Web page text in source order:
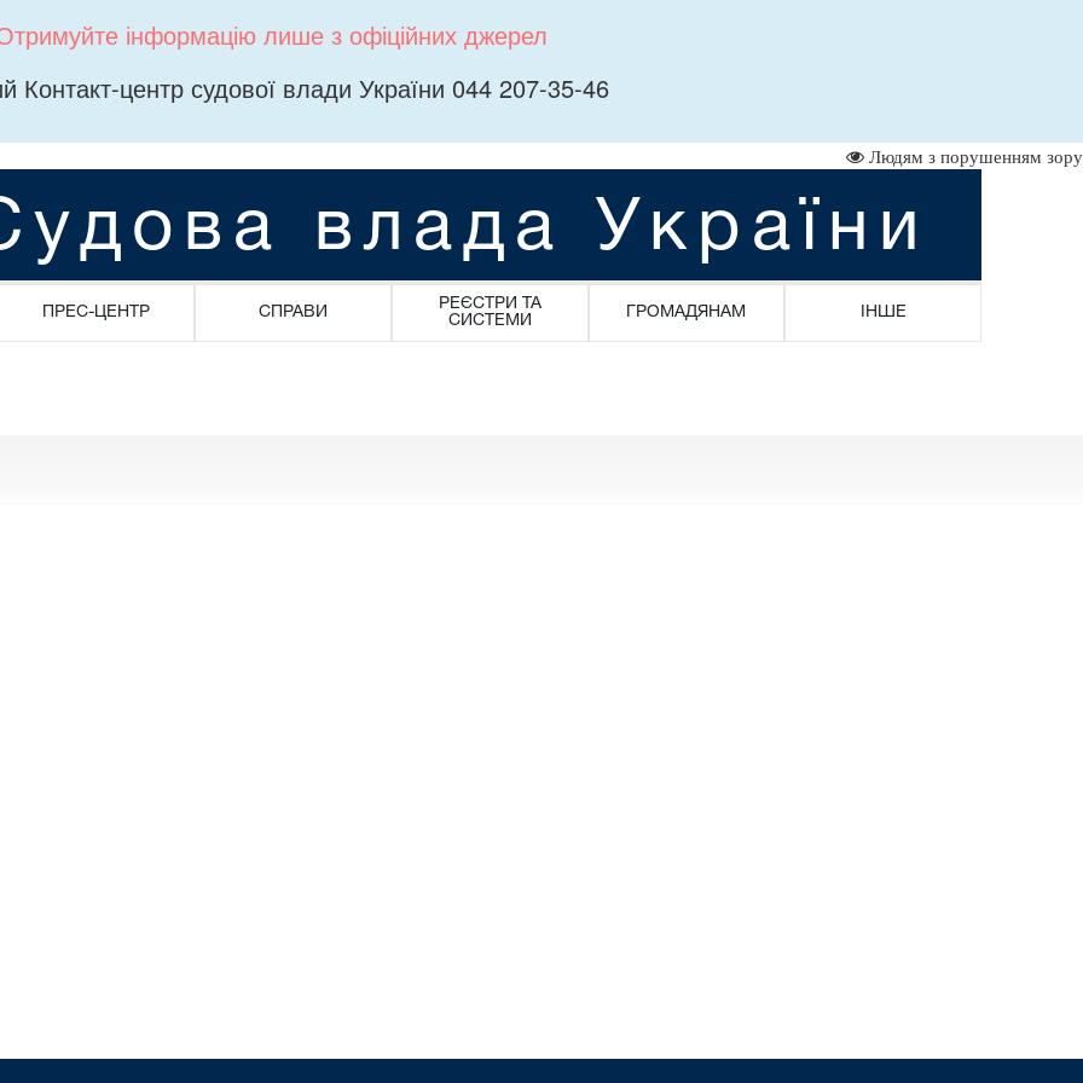
інформацію лише з офіційних джерел
Контакт-центр судової влади України 044 207-35-46
Людям з порушенням зору
влада України
ПРЕС-ЦЕНТР СПРАВИ
РЕЄСТРИ ТА
СИСТЕМИ
ГРОМАДЯНАМ ІНШЕ